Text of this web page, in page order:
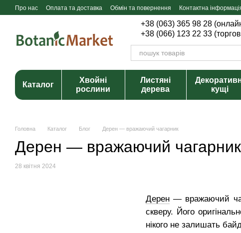
Перейти до основного контенту
Про нас Оплата та доставка Обмін та повернення Контактна
+38 (063) 365 98 28
+38 (066) 123 22 33
Каталог
Хвойні
рослини
Листяні
дерева
кущі
Головна Каталог Блог Дерен — вражаючий чагарник
Дерен — вражаючий чагарник
28 квітня 2024
Дерен — вражаючий
скверу. Його
нікого не залишать